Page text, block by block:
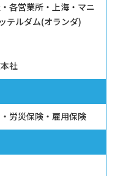
各営業所・上海・マニ
テルダム(オランダ)
社
労災保険・雇用保険